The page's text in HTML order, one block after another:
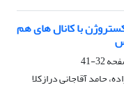
با کانال های هم
32-41
حامد آقاجانی درازکلا